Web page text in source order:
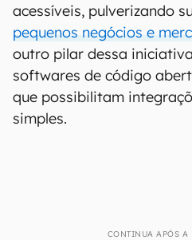
acessíveis, pulverizando
pequenos negócios e
outro pilar dessa
softwares de código
que possibilitam
simples.
CONTINUA APÓS A